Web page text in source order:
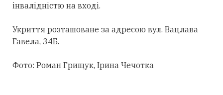
інвалідністю на вході.
Укриття розташоване за адресою вул. Вацлава
Гавела, 34Б.
Фото: Роман Грищук, Ірина Чечотка